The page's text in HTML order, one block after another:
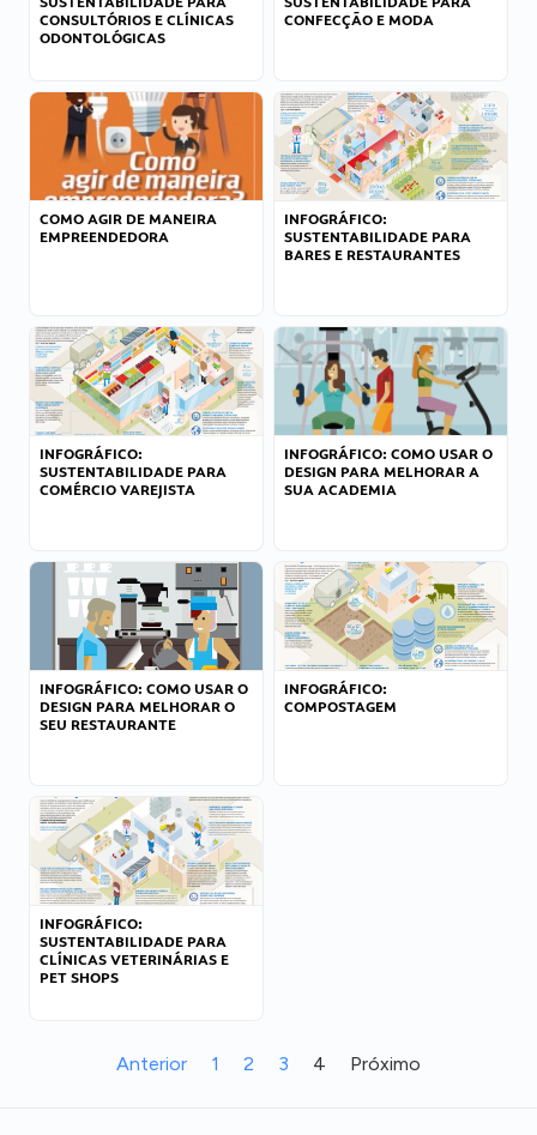
CONSULTÓRIOS E CLÍNICAS
ODONTOLÓGICAS
CONFECÇÃO E MODA
COMO AGIR DE MANEIRA
EMPREENDEDORA
INFOGRÁFICO:
SUSTENTABILIDADE PARA
BARES E RESTAURANTES
INFOGRÁFICO:
SUSTENTABILIDADE PARA
COMÉRCIO VAREJISTA
INFOGRÁFICO: COMO USAR O
DESIGN PARA MELHORAR A
SUA ACADEMIA
INFOGRÁFICO: COMO USAR O
DESIGN PARA MELHORAR O
SEU RESTAURANTE
INFOGRÁFICO:
COMPOSTAGEM
INFOGRÁFICO:
SUSTENTABILIDADE PARA
CLÍNICAS VETERINÁRIAS E
PET SHOPS
Anterior 1 2 3 4 Próximo